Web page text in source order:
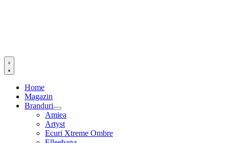
Home
Magazin
Branduri
Amiea
Artyst
Ecuri Xtreme Ombre